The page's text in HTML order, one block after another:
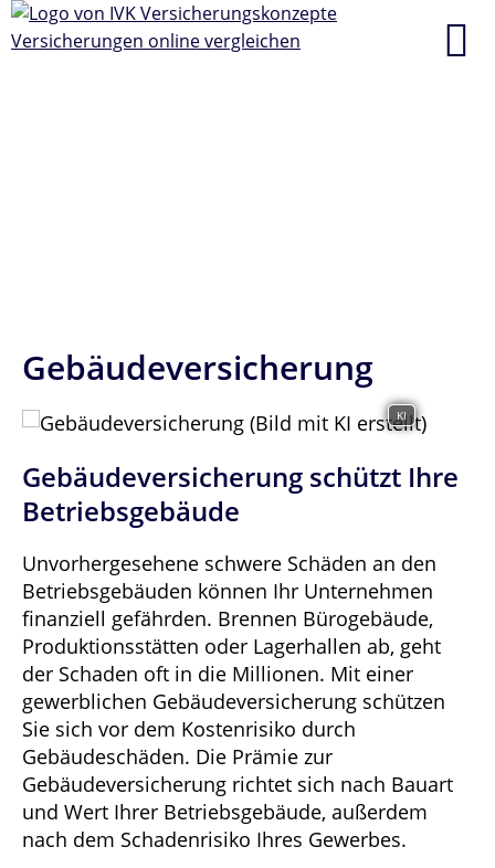
Gebäudeversicherung
KI
Gebäudeversicherung schützt Ihre
Betriebsgebäude
Unvorhergesehene schwere Schäden an den
Betriebsgebäuden können Ihr Unternehmen
finanziell gefährden. Brennen Bürogebäude,
Produktionsstätten oder Lagerhallen ab, geht
der Schaden oft in die Millionen. Mit einer
gewerblichen Gebäudeversicherung schützen
Sie sich vor dem Kostenrisiko durch
Gebäudeschäden. Die Prämie zur
Gebäudeversicherung richtet sich nach Bauart
und Wert Ihrer Betriebsgebäude, außerdem
nach dem Schadenrisiko Ihres Gewerbes.